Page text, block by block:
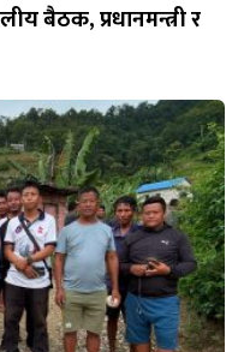
बैठक, प्रधानमन्त्री र